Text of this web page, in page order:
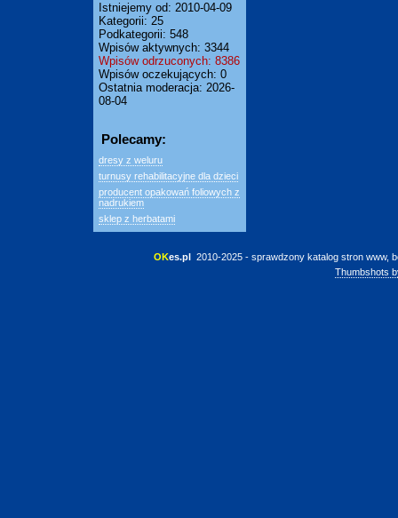
Istniejemy od: 2010-04-09
Kategorii: 25
Podkategorii: 548
Wpisów aktywnych: 3344
Wpisów odrzuconych: 8386
Wpisów oczekujących: 0
Ostatnia moderacja: 2026-
08-04
Polecamy:
dresy z weluru
turnusy rehabilitacyjne dla dzieci
producent opakowań foliowych z
nadrukiem
sklep z herbatami
OKes.pl 2010-2025 - sprawdzony katalog stron www,
Thumbshots